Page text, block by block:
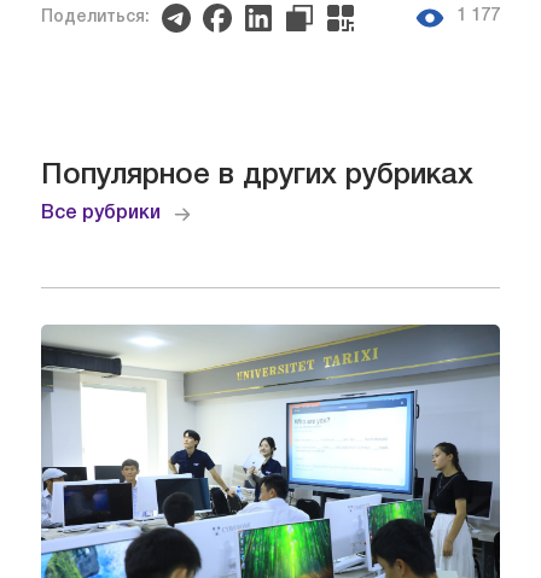
Поделиться: 1 177
Популярное в других рубриках
Все рубрики